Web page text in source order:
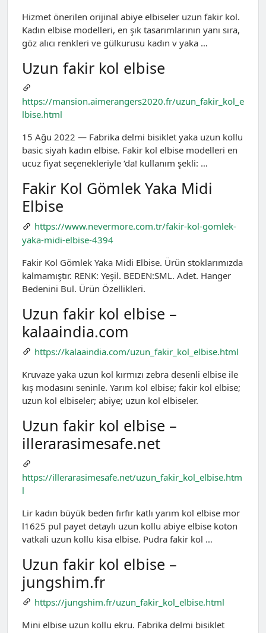
Hizmet önerilen orijinal abiye elbiseler uzun fakir kol.
Kadın elbise modelleri, en şık tasarımlarının yanı sıra,
göz alıcı renkleri ve gülkurusu kadın v yaka …
Uzun fakir kol elbise
https://mansion.aimerangers2020.fr/uzun_fakir_kol_e
lbise.html
15 Ağu 2022 — Fabrika delmi bisiklet yaka uzun kollu
basic siyah kadın elbise. Fakir kol elbise modelleri en
ucuz fiyat seçenekleriyle ‘da! kullanım şekli: …
Fakir Kol Gömlek Yaka Midi
Elbise
https://www.nevermore.com.tr/fakir-kol-gomlek-
yaka-midi-elbise-4394
Fakir Kol Gömlek Yaka Midi Elbise. Ürün stoklarımızda
kalmamıştır. RENK: Yeşil. BEDEN:SML. Adet. Hanger
Bedenini Bul. Ürün Özellikleri.
Uzun fakir kol elbise –
kalaaindia.com
https://kalaaindia.com/uzun_fakir_kol_elbise.html
Kruvaze yaka uzun kol kırmızı zebra desenli elbise ile
kış modasını seninle. Yarım kol elbise; fakir kol elbise;
uzun kol elbiseler; abiye; uzun kol elbiseler.
Uzun fakir kol elbise –
illerarasimesafe.net
https://illerarasimesafe.net/uzun_fakir_kol_elbise.htm
l
Lir kadın büyük beden fırfır katlı yarım kol elbise mor
l1625 pul payet detaylı uzun kollu abiye elbise koton
vatkali uzun kollu kisa elbise. Pudra fakir kol …
Uzun fakir kol elbise –
jungshim.fr
https://jungshim.fr/uzun_fakir_kol_elbise.html
Mini elbise uzun kollu ekru. Fabrika delmi bisiklet